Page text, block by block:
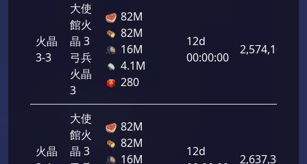
火晶
3-3
大使
館火
晶 3
弓兵
火晶
3
82M
82M
16M
4.1M
280
12d
00:00:00
2,574,100
火晶
大使
館火
晶 3
82M
82M
16M
12d
2,637,300